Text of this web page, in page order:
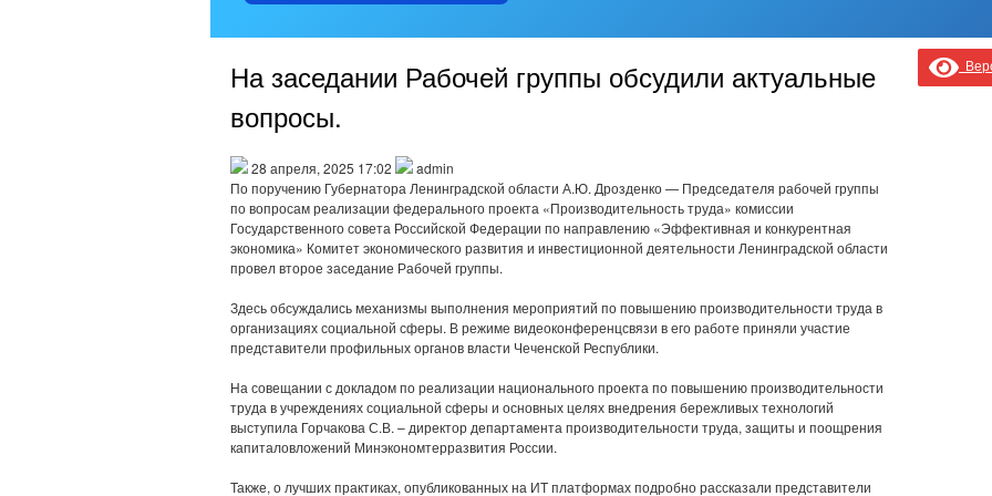
На заседании Рабочей группы обсудили актуальные
вопросы.
28 апреля, 2025 17:02
admin
По поручению Губернатора Ленинградской области А.Ю. Дрозденко — Председателя рабочей группы
по вопросам реализации федерального проекта «Производительность труда» комиссии
Государственного совета Российской Федерации по направлению «Эффективная и конкурентная
экономика» Комитет экономического развития и инвестиционной деятельности Ленинградской области
провел второе заседание Рабочей группы.
Здесь обсуждались механизмы выполнения мероприятий по повышению производительности труда в
организациях социальной сферы. В режиме видеоконференцсвязи в его работе приняли участие
представители профильных органов власти Чеченской Республики.
На совещании с докладом по реализации национального проекта по повышению производительности
труда в учреждениях социальной сферы и основных целях внедрения бережливых технологий
выступила Горчакова С.В. – директор департамента производительности труда, защиты и поощрения
капиталовложений Минэкономтерразвития России.
Также, о лучших практиках, опубликованных на ИТ платформах подробно рассказали представители